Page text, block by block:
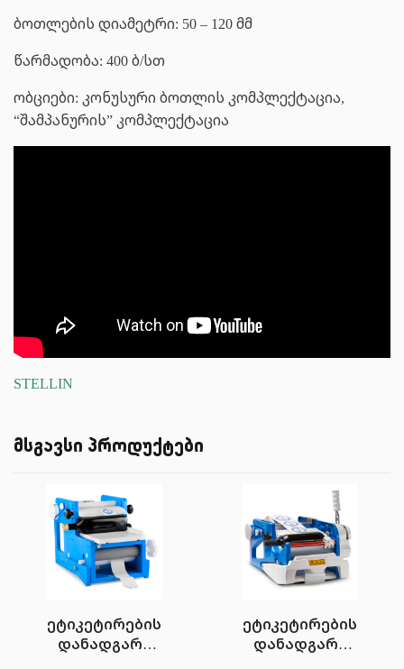
ბოთლების დიამეტრი: 50 – 120 მმ
წარმადობა: 400 ბ/სთ
ობციები: კონუსური ბოთლის კომპლექტაცია,
“შამპანურის” კომპლექტაცია
STELLIN
მსგავსი პროდუქტები
ეტიკეტირების
დანადგარი
ეტიკეტირების
დანადგარი